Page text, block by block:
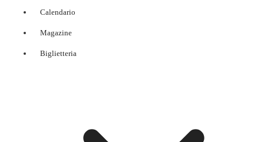
Calendario
Magazine
Biglietteria